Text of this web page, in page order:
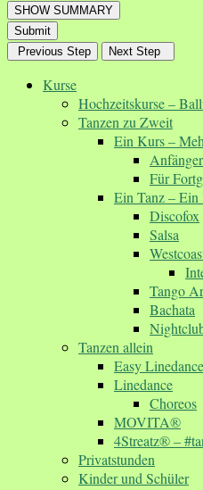
SHOW SUMMARY
Submit
Previous Step
Next Step
Kurse
Hochzeitskurse –
Tanzen zu Zweit
Ein Kurs –
Für
Ein Tanz – Ein
Discofox
Salsa
Tango
Bachata
Tanzen allein
Easy Linedance
Linedance
Choreos
MOVITA®
4Streatz® –
Privatstunden
Kinder und Schüler